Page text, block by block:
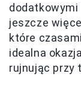
dodatkowymi
jeszcze
które
idealna
rujnując przy